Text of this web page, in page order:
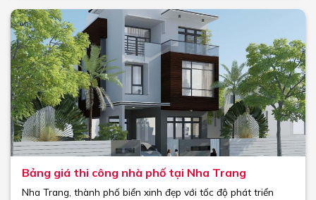
Bảng giá thi công nhà phố tại Nha Trang
Nha Trang, thành phố biển xinh đẹp với tốc độ phát triển